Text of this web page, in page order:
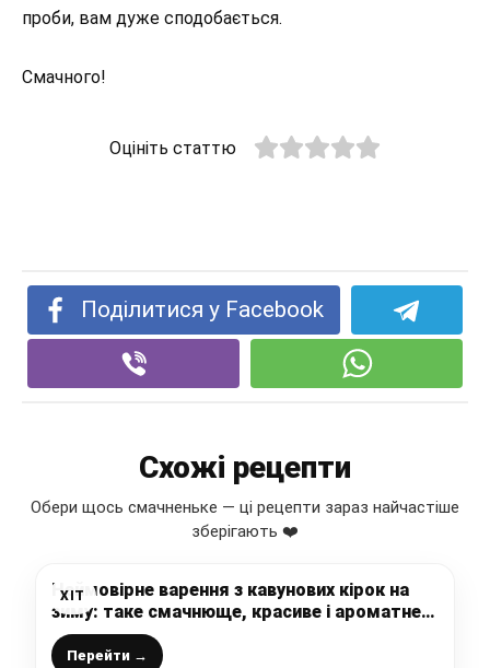
проби, вам дуже сподобається.
Смачного!
Оцініть статтю
Поділитися у Facebook
Схожі рецепти
Обери щось смачненьке — ці рецепти зараз найчастіше
зберігають ❤️
ХІТ
Неймовірне варення з кавунових кірок на
зиму: таке смачнюще, красиве і ароматне,
що не передати словами, дуже
рекомендую
Перейти →